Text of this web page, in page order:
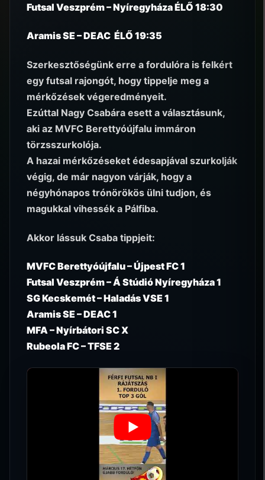
Futsal Veszprém – Nyíregyháza ÉLŐ 18:30
Aramis SE – DEAC ÉLŐ 19:35
Szerkesztőségünk erre a fordulóra is felkért
egy futsal rajongót, hogy tippelje meg a
mérkőzések végeredményeit.
Ezúttal Nagy Csabára esett a választásunk,
aki az MVFC Berettyóújfalu immáron
törzsszurkolója.
A hazai mérkőzéseket édesapjával szurkolják
végig, de már nagyon várják, hogy a
négyhónapos trónörökös ülni tudjon, és
magukkal vihessék a Pálfiba.
Akkor lássuk Csaba tippjeit:
MVFC Berettyóújfalu – Újpest FC 1
Futsal Veszprém – Á Stúdió Nyíregyháza 1
SG Kecskemét – Haladás VSE 1
Aramis SE – DEAC 1
MFA – Nyírbátori SC X
Rubeola FC – TFSE 2